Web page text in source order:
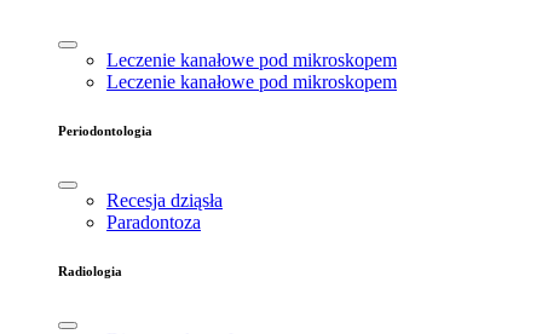
Leczenie kanałowe pod mikroskopem
Leczenie kanałowe pod mikroskopem
Periodontologia
Recesja dziąsła
Paradontoza
Radiologia